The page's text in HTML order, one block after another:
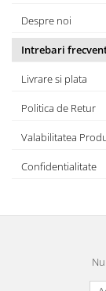
Despre noi
Intrebari
Livrare si plata
Politica de Retur
Valabilitatea
Confidentialitate